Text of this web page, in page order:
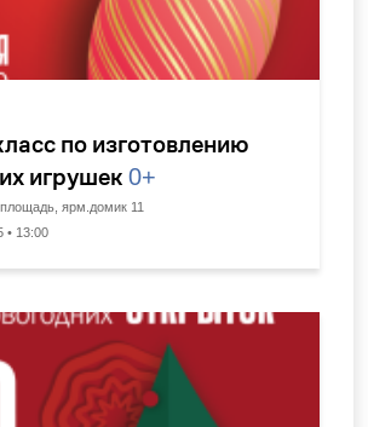
по изготовлению
игрушек 0+
ярм.домик 11
• 13:00